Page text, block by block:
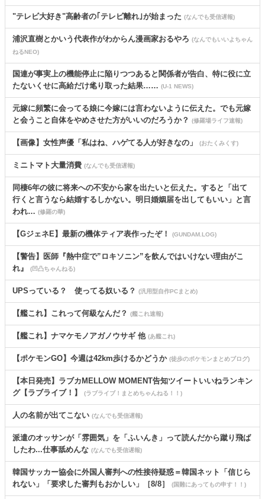
"テレビ大好き"高齢者の｢テレビ離れ｣が始まった (なんでも受信遅報)
浦沢直樹とかいう代表作がわからん漫画家おるやろ (なんでもいいよちゃん
ねるNEO)
国連が事実上の機能停止に陥りつつあると関係者が告白、特に役に立
たないくせに高給だけ毟り取った結果…… (U-1 NEWS)
元嫁に頻繁に会ってる娘に今嫁には言わないように伝えた。でも元嫁
と会うこと自体をやめさせた方がいいのだろうか？
(修羅場ライフ速報)
【画像】女性声優「私はね、ハゲてる人が好きなの」 (おたくみくす)
ミニトマト大量消費 (なんでも受信遅報)
同棲6年の彼に将来への不安から家を出たいと伝えた。すると「出て
行くと言うなら結婚するしかない。明日婚姻届を出してもいい」と言
われ… (修羅の華)
【GジェネE】最新の機体ティア表作ったぞ！ (GUNDAM.LOG)
【警告】医師『熱中症で”ロキソニン”を飲んではいけない理由がこ
れ』
(凹凸ちゃんねる)
UPSっている？ 使ってる奴いる？ (汎用型自作PCまとめ)
【艦これ】これって何級なんだ？ (艦これ速報)
【艦これ】ナマケモノアガノウサギ 他 (あ艦これ)
【ポケモンGO】今週は42km歩けるかどうか (徒歩のポケモンまとめブログ)
【本日発売】ラブカMELLOW MOMENT告知ツイートいいねランキン
グ【ラブライブ！】
(ラブライブ！まとめちゃんねる！！)
人の名前が出てこない (なんでも受信遅報)
派遣のオッサンが「雰囲気」を「ふいんき」って読んだから蹴り飛ば
したわ...仕事舐めんな (なんでも受信遅報)
韓国サッカー協会に外国人審判への性接待疑惑＝韓国ネット「信じら
れない」「要求した審判もおかしい」［8/8］
(国難にあってもの申す！！)